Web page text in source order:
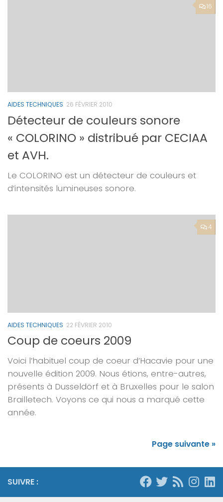
16
AIDES TECHNIQUES 26 FÉVRIER 2010
Détecteur de couleurs sonore
« COLORINO » distribué par CECIAA
et AVH.
Le COLORINO est un détecteur de couleurs et
d’intensités lumineuses sonore.
4
AIDES TECHNIQUES 22 FÉVRIER 2010
Coup de coeurs 2009
Voici l’habituel coup de coeur d’Hacavie pour une
nouvelle édition 2009. Nous étions, entre-autres,
présents à Dusseldörf et à Bruxelles pour le salon
Brailletech. Voyons ce qui nous a marqué cette
année.
Page suivante »
SUIVRE :